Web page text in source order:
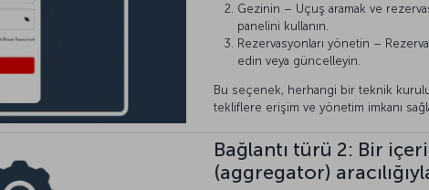
Gezinin – Uçuş aramak ve
panelini kullanın.
Rezervasyonları yönetin –
edin veya güncelleyin.
Bu seçenek, herhangi bir teknik
tekliflere erişim ve yönetim imkanı
Bağlantı türü 2: Bir
(aggregator)